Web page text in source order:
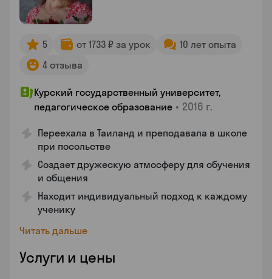
5 от 1733 ₽ за урок
10 лет опыта
4 отзыва
Курский государственный университет,
педагогическое образование • 2016 г.
Переехала в Таиланд и преподавала в школе
при посольстве
Создает дружескую атмосферу для обучения
и общения
Находит индивидуальный подход к каждому
ученику
Читать дальше
Услуги и цены